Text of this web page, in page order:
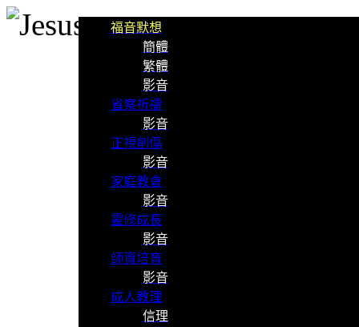
福音默想
簡體
繁體
影音
省察祈禱
影音
正視創傷
影音
家庭教會
影音
靈修成長
影音
師資培育
影音
成人教理
信理